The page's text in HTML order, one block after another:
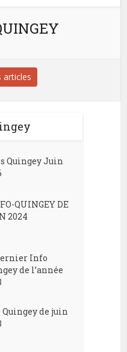
articles
Quingey Juin
QUINGEY DE
2024
Info
de l’année
de juin